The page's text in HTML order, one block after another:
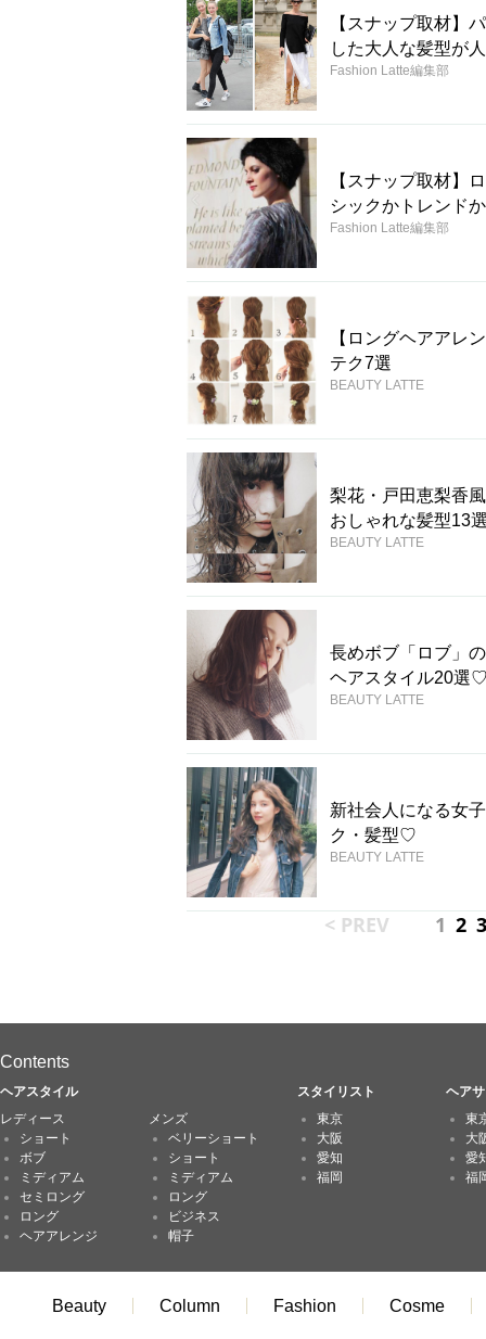
【スナップ取材】
した大人な髪型が
Fashion Latte編集部
【スナップ取材】
シックかトレンド
Fashion Latte編集部
【ロングヘアアレ
テク7選
BEAUTY LATTE
梨花・戸田恵梨香
おしゃれな髪型13
BEAUTY LATTE
長めボブ「ロブ」
ヘアスタイル20選
BEAUTY LATTE
新社会人になる女
ク・髪型♡
BEAUTY LATTE
< PREV 1 2 3
Contents
ヘアスタイル スタイリスト
ヘア
レディース
ショート
ボブ
ミディアム
セミロング
ロング
ヘアアレンジ
メンズ
ベリーショート
ショート
ミディアム
ロング
ビジネス
帽子
東京
大阪
愛知
福岡
東
大
愛
福
Beauty Column Fashion Cosme